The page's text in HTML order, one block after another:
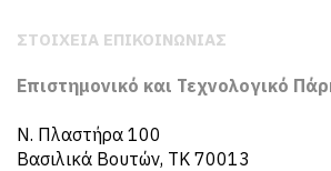
ΣΤΟΙΧΕΙΑ ΕΠΙΚΟΙΝΩΝΙΑΣ
Επιστημονικό και Τεχνολογικό
N. Πλαστήρα 100
Βασιλικά Βουτών, ΤΚ 70013